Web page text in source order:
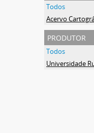
Todos
produtor
Todos